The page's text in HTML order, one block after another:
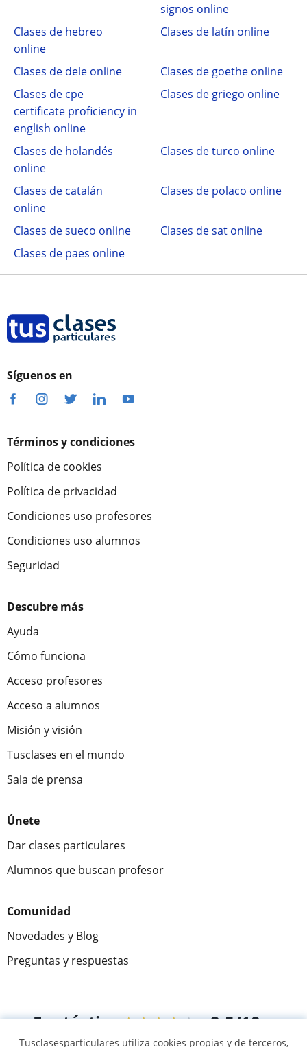
signos online
Clases de hebreo
online
Clases de latín online
Clases de dele online
Clases de goethe online
Clases de cpe
certificate proficiency in
english online
Clases de griego online
Clases de holandés
online
Clases de turco online
Clases de catalán
online
Clases de polaco online
Clases de sueco online
Clases de sat online
Clases de paes online
Síguenos en
Términos y condiciones
Política de cookies
Política de privacidad
Condiciones uso profesores
Condiciones uso alumnos
Seguridad
Descubre más
Ayuda
Cómo funciona
Acceso profesores
Acceso a alumnos
Misión y visión
Tusclases en el mundo
Sala de prensa
Únete
Dar clases particulares
Alumnos que buscan profesor
Comunidad
Novedades y Blog
Preguntas y respuestas
Fantástica★★★★★ 9,5/10
Tusclasesparticulares utiliza cookies propias y de terceros,